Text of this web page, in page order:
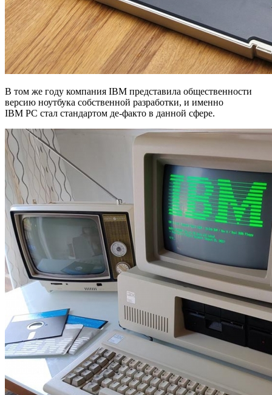
В том же году компания IBM представила общественности
версию ноутбука собственной разработки, и именно
IBM PC стал стандартом де-факто в данной сфере.